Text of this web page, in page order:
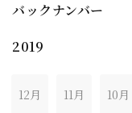
バックナンバー
2019
12月 11月 10月